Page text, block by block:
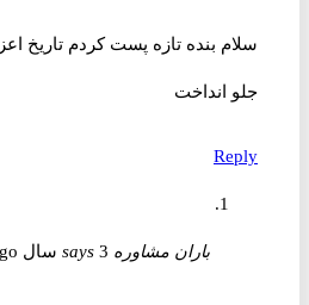
جلو انداخت
Reply
باران مشاوره says 3 سال ago